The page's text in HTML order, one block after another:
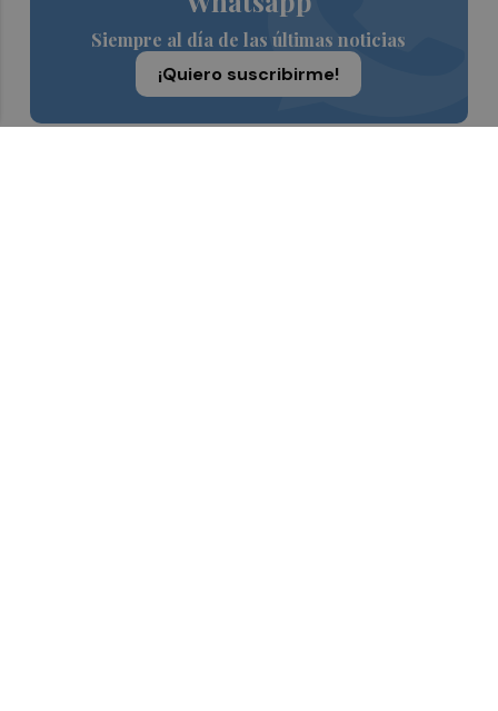
Siempre al día de las últimas noticias
¡Quiero suscribirme!